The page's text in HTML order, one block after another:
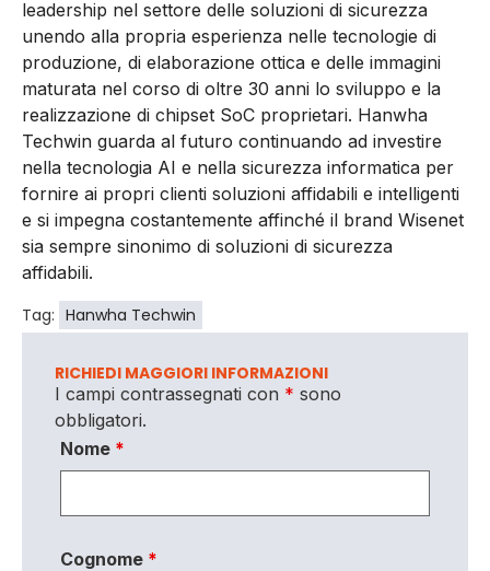
leadership nel settore delle soluzioni di sicurezza
unendo alla propria esperienza nelle tecnologie di
produzione, di elaborazione ottica e delle immagini
maturata nel corso di oltre 30 anni lo sviluppo e la
realizzazione di chipset SoC proprietari. Hanwha
Techwin guarda al futuro continuando ad investire
nella tecnologia AI e nella sicurezza informatica per
fornire ai propri clienti soluzioni affidabili e intelligenti
e si impegna costantemente affinché il brand Wisenet
sia sempre sinonimo di soluzioni di sicurezza
affidabili.
Tag: Hanwha Techwin
RICHIEDI MAGGIORI INFORMAZIONI
I campi contrassegnati con * sono
obbligatori.
Nome *
Cognome *